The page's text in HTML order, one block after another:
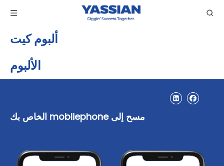
ألبوم كيت
الألبوم
مسح إلى mobliephone الخاص بك